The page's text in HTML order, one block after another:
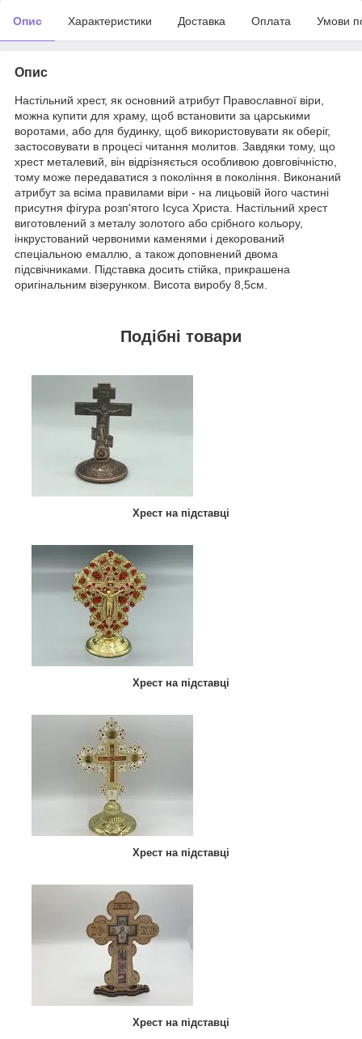
Опис Характеристики Доставка Оплата Умови
Опис
Настільний хрест, як основний атрибут Православної віри,
можна купити для храму, щоб встановити за царськими
воротами, або для будинку, щоб використовувати як оберіг,
застосовувати в процесі читання молитов. Завдяки тому, що
хрест металевий, він відрізняється особливою довговічністю,
тому може передаватися з покоління в покоління. Виконаний
атрибут за всіма правилами віри - на лицьовій його частині
присутня фігура розп'ятого Ісуса Христа. Настільний хрест
виготовлений з металу золотого або срібного кольору,
інкрустований червоними каменями і декорований
спеціальною емаллю, а також доповнений двома
підсвічниками. Підставка досить стійка, прикрашена
оригінальним візерунком. Висота виробу 8,5см.
Подібні товари
Хрест на підставці
Хрест на підставці
Хрест на підставці
Хрест на підставці